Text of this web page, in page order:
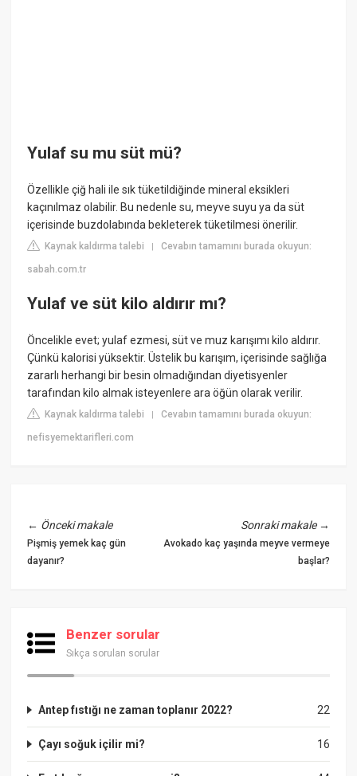
Yulaf su mu süt mü?
Özellikle çiğ hali ile sık tüketildiğinde mineral eksikleri
kaçınılmaz olabilir. Bu nedenle su, meyve suyu ya da süt
içerisinde buzdolabında bekleterek tüketilmesi önerilir.
Kaynak kaldırma talebi |Cevabın tamamını burada okuyun:
sabah.com.tr
Yulaf ve süt kilo aldırır mı?
Öncelikle evet; yulaf ezmesi, süt ve muz karışımı kilo aldırır.
Çünkü kalorisi yüksektir. Üstelik bu karışım, içerisinde sağlığa
zararlı herhangi bir besin olmadığından diyetisyenler
tarafından kilo almak isteyenlere ara öğün olarak verilir.
Kaynak kaldırma talebi |Cevabın tamamını burada okuyun:
nefisyemektarifleri.com
← Önceki makale
Pişmiş yemek kaç gün
dayanır?
Sonraki makale→
Avokado kaç yaşında meyve vermeye
başlar?
Benzer sorular
Sıkça sorulan sorular
22
Antep fıstığı ne zaman toplanır 2022?
16
Çayı soğuk içilir mi?